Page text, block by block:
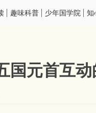
趣味科普 少年国学院 知
国元首互动